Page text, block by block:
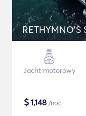
RETHYMNO'S
Jacht motorowy
$1,148 /noc